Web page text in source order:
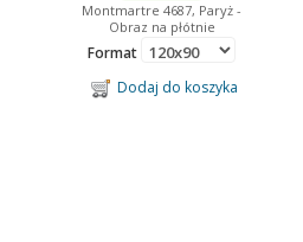
Montmartre 4687, Paryż -
Obraz na płótnie
Format
Dodaj do koszyka